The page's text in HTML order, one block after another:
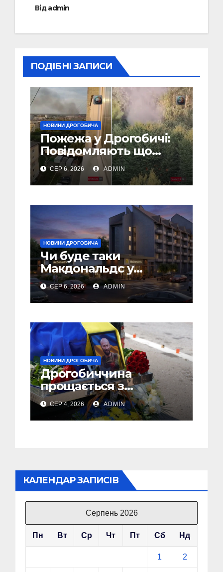
Відadmin
ПОДІБНІ ЗАПИСИ
НОВИНИ ДРОГОБИЧА
Пожежа у Дрогобичі:
Повідомляють що
горіло 5 гаражів
(Відео)
СЕР 6, 2026 ADMIN
НОВИНИ ДРОГОБИЧА
Чи буде таки
Макдональдс у
Дрогобичі? (Фото)
СЕР 6, 2026 ADMIN
НОВИНИ ДРОГОБИЧА
Дрогобиччина
прощається з
полеглим Воїном
Олегом Торським
СЕР 4, 2026 ADMIN
КАЛЕНДАР ЗАПИСІВ
Серпень 2026
Пн Вт Ср Чт Пт Сб Нд
1 2